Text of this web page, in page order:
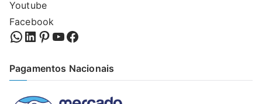
Youtube
Facebook
WhatsApp
LinkedIn
Pinterest
YouTube
Facebook
Pagamentos Nacionais